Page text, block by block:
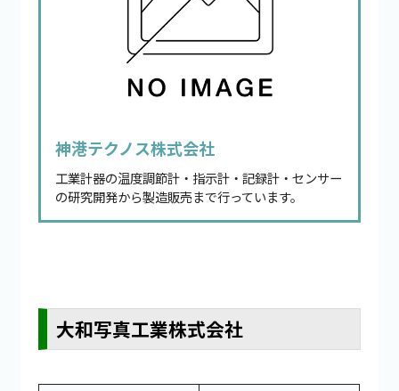
神港テクノス株式会社
工業計器の温度調節計・指示計・記録計・センサー
の研究開発から製造販売まで行っています。
大和写真工業株式会社